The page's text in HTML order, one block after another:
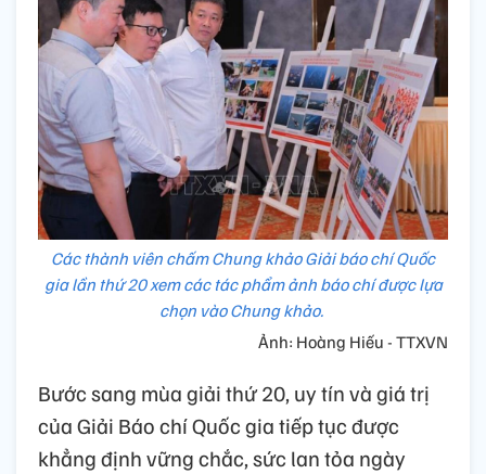
Các thành viên chấm Chung khảo Giải báo chí Quốc
gia lần thứ 20 xem các tác phẩm ảnh báo chí được lựa
chọn vào Chung khảo.
Ảnh: Hoàng Hiếu - TTXVN
Bước sang mùa giải thứ 20, uy tín và giá trị
của Giải Báo chí Quốc gia tiếp tục được
khẳng định vững chắc, sức lan tỏa ngày